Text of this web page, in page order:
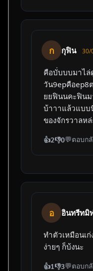
ก กุฟิน 30/
คือบั่บบบมาไล่
วัน9epคือep8
ยยฟินนคะฟินม
บ้าาาแล้วแบบ
ของจักรวาลห
👍2👎0💬ตอบก
อ อินทรีทมิ
ทำตัวเหมือนเ
ง่ายๆ ก็บ้งนะ
👍1👎3💬ตอบก